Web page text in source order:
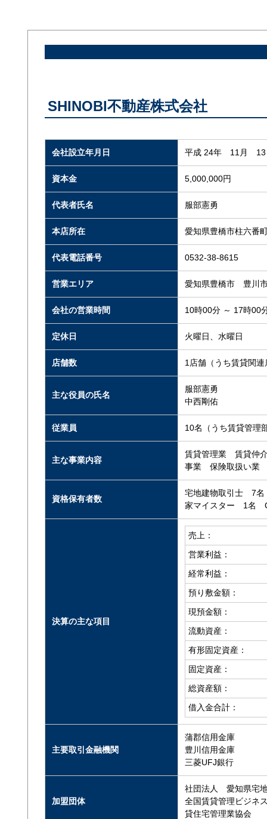
SHINOBI不動産株式会社
会社設立年月日 平成 24年 11月 13
資本金 5,000,000円
代表者氏名 服部憲勇
本店所在 愛知県豊橋市柱六番
代表電話番号 0532-38-8615
営業エリア 愛知県豊橋市 豊川
会社の営業時間 10時00分 ～ 17時00
定休日 火曜日、水曜日
店舗数 1店舗（うち賃貸関
主な役員の氏名
服部憲勇
中西剛佑
従業員 10名（うち賃貸管理
主な事業内容
賃貸管理業 賃貸仲
事業 保険取扱い業
資格保有者数
宅地建物取引士 7
家マイスター 1名
決算の主な項目
売上：
営業利益：
経常利益：
預り敷金額：
現預金額：
流動資産：
有形固定資産：
固定資産：
総資産額：
借入金合計：
主要取引金融機関
蒲郡信用金庫
豊川信用金庫
三菱UFJ銀行
加盟団体
社団法人 愛知県宅
全国賃貸管理ビジ
貸住宅管理業協会